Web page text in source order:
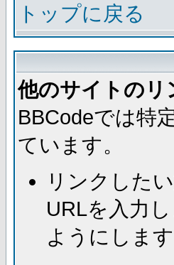
トップに戻る
他のサイトのリ
BBCodeでは特
ています。
リンクした
URLを入力
ようにします